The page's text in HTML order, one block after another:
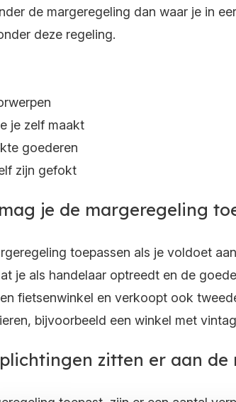
de margeregeling dan waar je in
deze regeling.
je zelf maakt
goederen
zijn gefokt
je de margeregeling
toepassen als je voldoet
je als handelaar optreedt en de
fietsenwinkel en verkoopt ook
bijvoorbeeld een winkel met
zitten er aan